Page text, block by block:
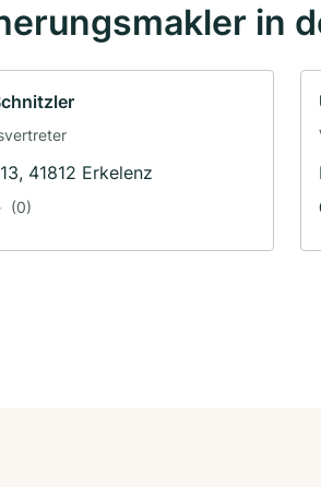
in
41812 Erkelenz
(0)